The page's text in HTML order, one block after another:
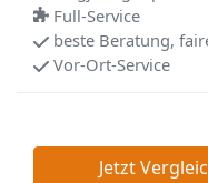
Full-Service
beste Beratung,
Vor-Ort-Service
Jetzt